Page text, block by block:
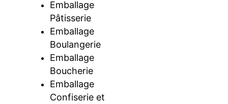
Emballage
Pâtisserie
Emballage
Boulangerie
Emballage
Boucherie
Emballage
Confiserie et